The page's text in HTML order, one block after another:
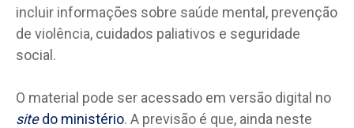
incluir informações sobre saúde mental, prevenção
de violência, cuidados paliativos e seguridade
social.
O material pode ser acessado em versão digital no
sitedo ministério. A previsão é que, ainda neste